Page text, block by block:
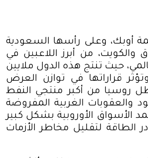
أوبك، وعلى رأسها السعودية
والكويت، من أبرز اللاعبين في
حيث تنتج هذه الدول ملايين
وتؤثر قراراتها في توازن العرض
روسيا من أكبر منتجي النفط
والعقوبات الغربية المفروضة
الأسواق الأوروبية بشكل كبير
الطاقة لتقليل مخاطر الأزمات